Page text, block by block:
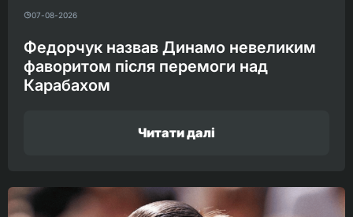
07-08-2026
Федорчук назвав Динамо невеликим
фаворитом після перемоги над
Карабахом
Читати далі